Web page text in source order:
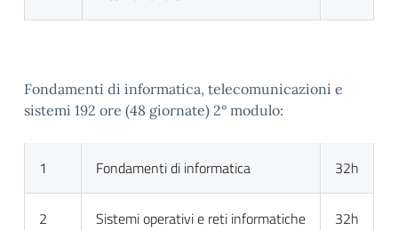
Fondamenti di informatica, telecomunicazioni e
sistemi 192 ore (48 giornate) 2° modulo:
1 Fondamenti di informatica 32h
2 Sistemi operativi e reti informatiche 32h